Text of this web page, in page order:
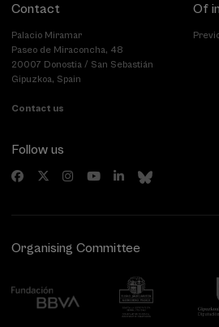
Contact
Palacio Miramar
Paseo de Miraconcha, 48
20007 Donostia / San Sebastián
Gipuzkoa, Spain
Contact us
Of
Follow us
Organising Committee